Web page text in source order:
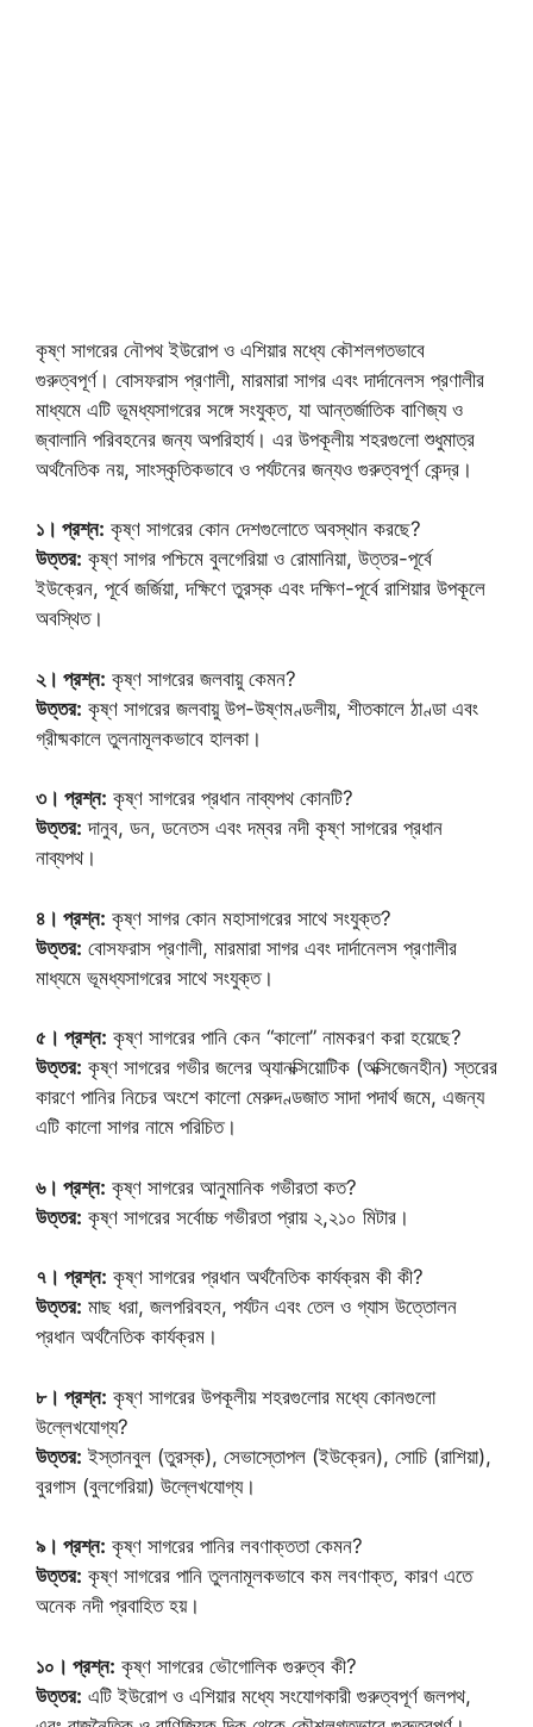
কৃষ্ণ সাগরের নৌপথ ইউরোপ ও এশিয়ার মধ্যে কৌশলগতভাবে
গুরুত্বপূর্ণ। বোসফরাস প্রণালী, মারমারা সাগর এবং দার্দানেলস প্রণালীর
মাধ্যমে এটি ভূমধ্যসাগরের সঙ্গে সংযুক্ত, যা আন্তর্জাতিক বাণিজ্য ও
জ্বালানি পরিবহনের জন্য অপরিহার্য। এর উপকূলীয় শহরগুলো শুধুমাত্র
অর্থনৈতিক নয়, সাংস্কৃতিকভাবে ও পর্যটনের জন্যও গুরুত্বপূর্ণ কেন্দ্র।
১। প্রশ্ন: কৃষ্ণ সাগরের কোন দেশগুলোতে অবস্থান করছে?
উত্তর: কৃষ্ণ সাগর পশ্চিমে বুলগেরিয়া ও রোমানিয়া, উত্তর-পূর্বে
ইউক্রেন, পূর্বে জর্জিয়া, দক্ষিণে তুরস্ক এবং দক্ষিণ-পূর্বে রাশিয়ার উপকূলে
অবস্থিত।
২। প্রশ্ন: কৃষ্ণ সাগরের জলবায়ু কেমন?
উত্তর: কৃষ্ণ সাগরের জলবায়ু উপ-উষ্ণমণ্ডলীয়, শীতকালে ঠাণ্ডা এবং
গ্রীষ্মকালে তুলনামূলকভাবে হালকা।
৩। প্রশ্ন: কৃষ্ণ সাগরের প্রধান নাব্যপথ কোনটি?
উত্তর: দানুব, ডন, ডনেতস এবং দম্বর নদী কৃষ্ণ সাগরের প্রধান
নাব্যপথ।
৪। প্রশ্ন: কৃষ্ণ সাগর কোন মহাসাগরের সাথে সংযুক্ত?
উত্তর: বোসফরাস প্রণালী, মারমারা সাগর এবং দার্দানেলস প্রণালীর
মাধ্যমে ভূমধ্যসাগরের সাথে সংযুক্ত।
৫। প্রশ্ন: কৃষ্ণ সাগরের পানি কেন “কালো” নামকরণ করা হয়েছে?
উত্তর: কৃষ্ণ সাগরের গভীর জলের অ্যানক্সিয়োটিক (অক্সিজেনহীন) স্তরের
কারণে পানির নিচের অংশে কালো মেরুদণ্ডজাত সাদা পদার্থ জমে, এজন্য
এটি কালো সাগর নামে পরিচিত।
৬। প্রশ্ন: কৃষ্ণ সাগরের আনুমানিক গভীরতা কত?
উত্তর: কৃষ্ণ সাগরের সর্বোচ্চ গভীরতা প্রায় ২,২১০ মিটার।
৭। প্রশ্ন: কৃষ্ণ সাগরের প্রধান অর্থনৈতিক কার্যক্রম কী কী?
উত্তর: মাছ ধরা, জলপরিবহন, পর্যটন এবং তেল ও গ্যাস উত্তোলন
প্রধান অর্থনৈতিক কার্যক্রম।
৮। প্রশ্ন: কৃষ্ণ সাগরের উপকূলীয় শহরগুলোর মধ্যে কোনগুলো
উল্লেখযোগ্য?
উত্তর: ইস্তানবুল (তুরস্ক), সেভাস্তোপল (ইউক্রেন), সোচি (রাশিয়া),
বুরগাস (বুলগেরিয়া) উল্লেখযোগ্য।
৯। প্রশ্ন: কৃষ্ণ সাগরের পানির লবণাক্ততা কেমন?
উত্তর: কৃষ্ণ সাগরের পানি তুলনামূলকভাবে কম লবণাক্ত, কারণ এতে
অনেক নদী প্রবাহিত হয়।
১০। প্রশ্ন: কৃষ্ণ সাগরের ভৌগোলিক গুরুত্ব কী?
উত্তর: এটি ইউরোপ ও এশিয়ার মধ্যে সংযোগকারী গুরুত্বপূর্ণ জলপথ,